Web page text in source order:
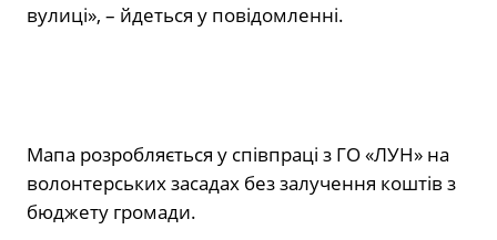
вулиці», – йдеться у повідомленні.
Мапа розробляється у співпраці з ГО «ЛУН» на
волонтерських засадах без залучення коштів з
бюджету громади.